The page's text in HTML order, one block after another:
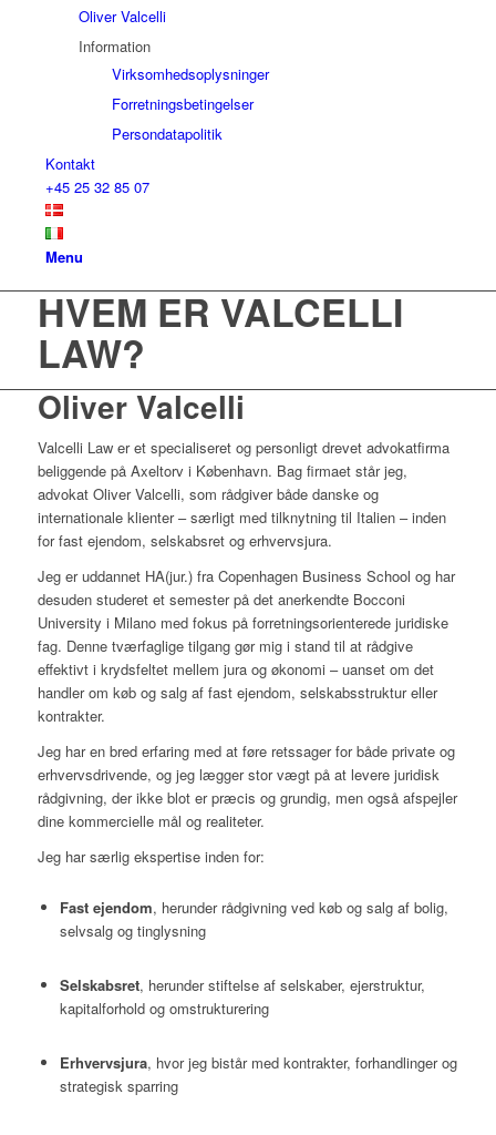
Oliver Valcelli
Information
Virksomhedsoplysninger
Forretningsbetingelser
Persondatapolitik
Kontakt
+45 25 32 85 07
Menu
HVEM ER VALCELLI
LAW?
Oliver Valcelli
Valcelli Law er et specialiseret og personligt drevet advokatfirma
beliggende på Axeltorv i København. Bag firmaet står jeg,
advokat Oliver Valcelli, som rådgiver både danske og
internationale klienter – særligt med tilknytning til Italien – inden
for fast ejendom, selskabsret og erhvervsjura.
Jeg er uddannet HA(jur.) fra Copenhagen Business School og har
desuden studeret et semester på det anerkendte Bocconi
University i Milano med fokus på forretningsorienterede juridiske
fag. Denne tværfaglige tilgang gør mig i stand til at rådgive
effektivt i krydsfeltet mellem jura og økonomi – uanset om det
handler om køb og salg af fast ejendom, selskabsstruktur eller
kontrakter.
Jeg har en bred erfaring med at føre retssager for både private og
erhvervsdrivende, og jeg lægger stor vægt på at levere juridisk
rådgivning, der ikke blot er præcis og grundig, men også afspejler
dine kommercielle mål og realiteter.
Jeg har særlig ekspertise inden for:
Fast ejendom, herunder rådgivning ved køb og salg af bolig,
selvsalg og tinglysning
Selskabsret, herunder stiftelse af selskaber, ejerstruktur,
kapitalforhold og omstrukturering
Erhvervsjura, hvor jeg bistår med kontrakter, forhandlinger og
strategisk sparring